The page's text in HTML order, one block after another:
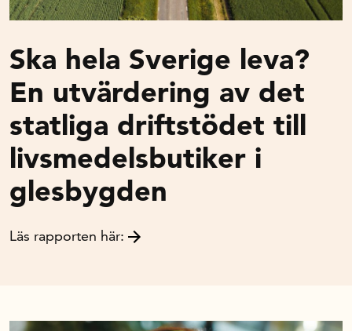
Ska hela Sverige leva?
En utvärdering av det
statliga driftstödet till
livsmedelsbutiker i
glesbygden
Läs rapporten här: